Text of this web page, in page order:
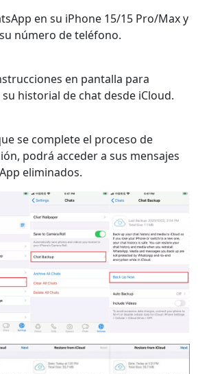
en su iPhone 15/15 Pro/Max y
número de teléfono.
en pantalla para
historial de chat desde iCloud.
se complete el proceso de
podrá acceder a sus mensajes
eliminados.